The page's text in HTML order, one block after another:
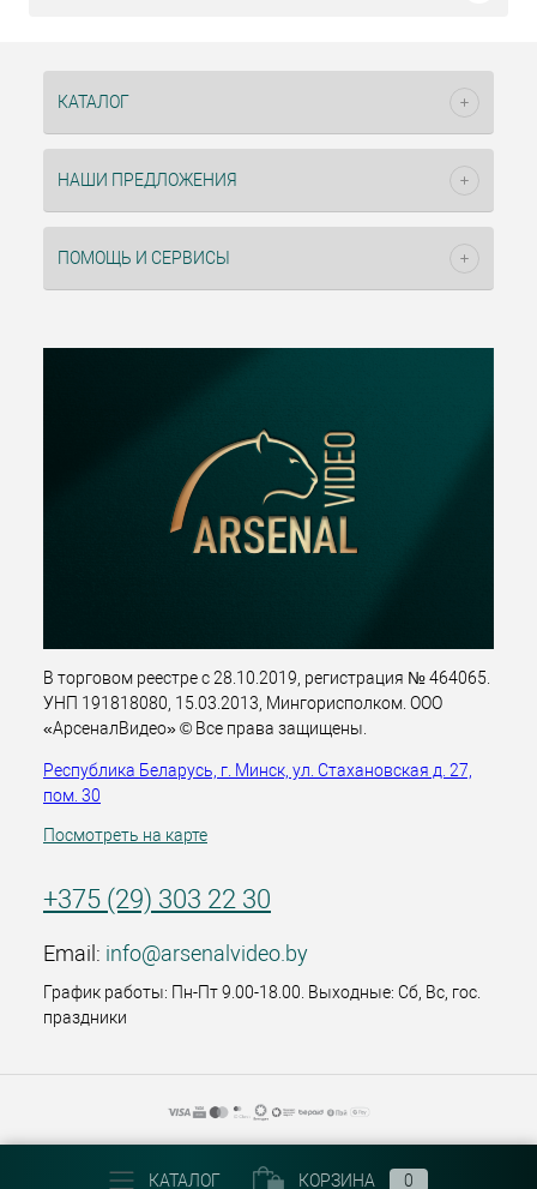
КАТАЛОГ
НАШИ ПРЕДЛОЖЕНИЯ
ПОМОЩЬ И СЕРВИСЫ
В торговом реестре с 28.10.2019, регистрация № 464065.
УНП 191818080, 15.03.2013, Мингорисполком. ООО
«АрсеналВидео» © Все права защищены.
Республика Беларусь, г. Минск, ул. Стахановская д. 27,
пом. 30
Посмотреть на карте
+375 (29) 303 22 30
Email: info@arsenalvideo.by
График работы: Пн-Пт 9.00-18.00. Выходные: Сб, Вс, гос.
праздники
КАТАЛОГ КОРЗИНА 0